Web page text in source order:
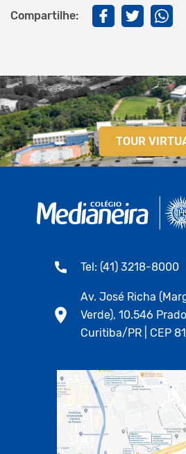
Compartilhe:
TOUR
Tel: (41) 3218-8000
Av. José Richa
Verde), 10.546 Prado
Curitiba/PR | CEP